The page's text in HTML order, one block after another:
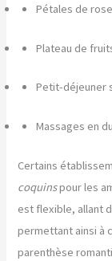
Pétales de
Plateau de
Petit-déjeuner
Massages en
Certains
coquinspour les
est flexible, allant
permettant ainsi à
parenthèse